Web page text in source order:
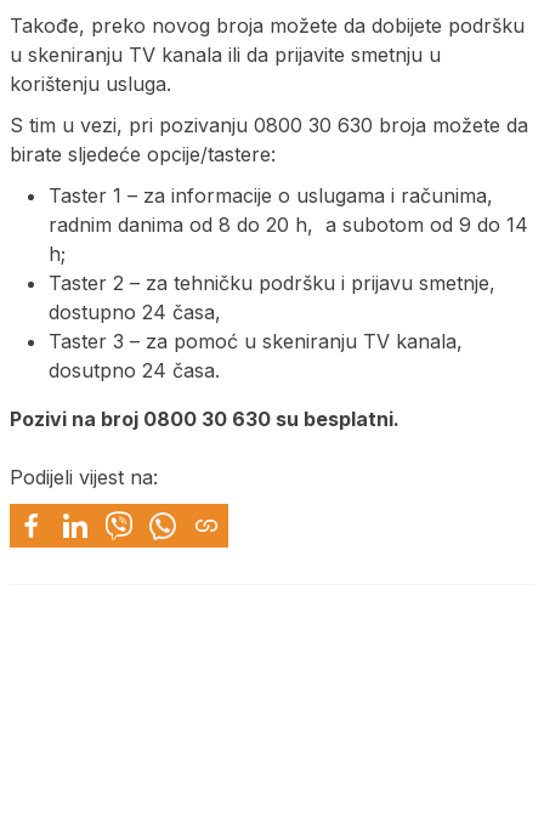
Takođe, preko novog broja možete da dobijete podršku
u skeniranju TV kanala ili da prijavite smetnju u
korištenju usluga.
S tim u vezi, pri pozivanju 0800 30 630 broja možete da
birate sljedeće opcije/tastere:
Taster 1 – za informacije o uslugama i računima,
radnim danima od 8 do 20 h, a subotom od 9 do 14
h;
Taster 2 – za tehničku podršku i prijavu smetnje,
dostupno 24 časa,
Taster 3 – za pomoć u skeniranju TV kanala,
dosutpno 24 časa.
Pozivi na broj 0800 30 630 su besplatni.
Podijeli vijest na: